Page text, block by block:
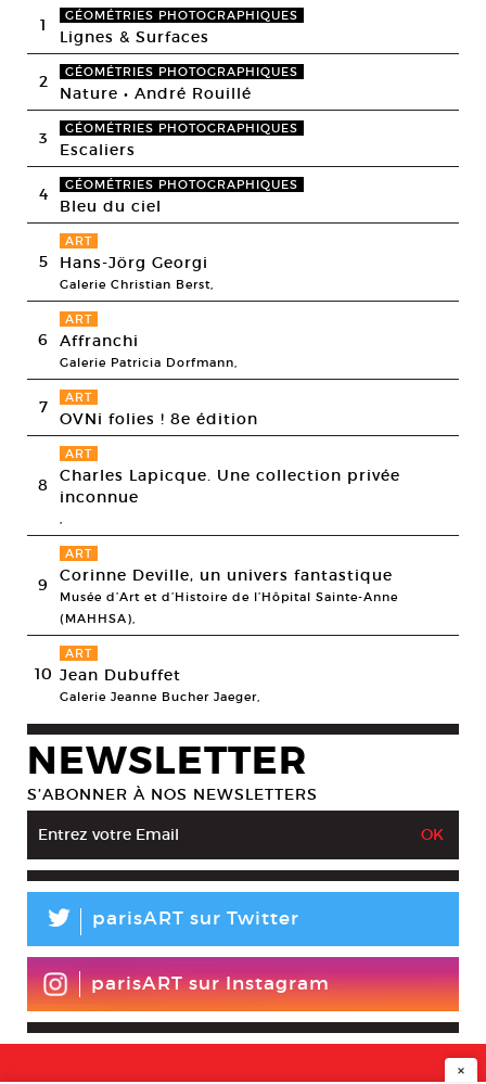
1 GÉOMÉTRIES PHOTOGRAPHIQUES
Lignes & Surfaces
2 GÉOMÉTRIES PHOTOGRAPHIQUES
Nature • André Rouillé
3 GÉOMÉTRIES PHOTOGRAPHIQUES
Escaliers
4 GÉOMÉTRIES PHOTOGRAPHIQUES
Bleu du ciel
5
ART
Hans-Jörg Georgi
Galerie Christian Berst,
6
ART
Affranchi
Galerie Patricia Dorfmann,
7 ART
OVNi folies ! 8e édition
8
ART
Charles Lapicque. Une collection privée
inconnue
,
9
ART
Corinne Deville, un univers fantastique
Musée d’Art et d’Histoire de l’Hôpital Sainte-Anne
(MAHHSA),
10
ART
Jean Dubuffet
Galerie Jeanne Bucher Jaeger,
NEWSLETTER
S’ABONNER À NOS NEWSLETTERS
L parisART sur Twitter
parisART sur Instagram
×